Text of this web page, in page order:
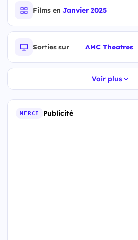
Films enJanvier 2025
Sorties sur AMC Theatres
Voir plus
MERCI Publicité